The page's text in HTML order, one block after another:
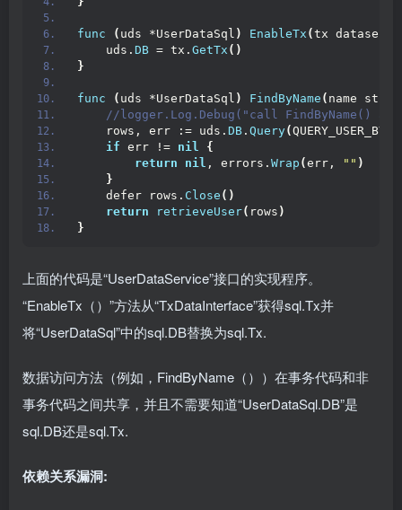
func ( uds *UserDataSql ) EnableTx (tx
    uds.
DB = tx. GetTx ()
}
func ( uds *UserDataSql ) FindByName ( name
//logger.Log.Debug("call FindByName()
    rows, err := uds.
DB . Query(
if err != nil
{
return
nil , errors. Wrap (err, "" )
}
    defer rows.
Close ()
return
retrieveUser( rows )
}
上面的代码是“UserDataService”接口的实现程序。
“EnableTx（）”方法从“TxDataInterface”获得sql.Tx并
将“UserDataSql”中的sql.DB替换为sql.Tx.
数据访问方法（例如，FindByName（））在事务代码和非
事务代码之间共享，并且不需要知道“UserDataSql.DB”是
sql.DB还是sql.Tx.
依赖关系漏洞: